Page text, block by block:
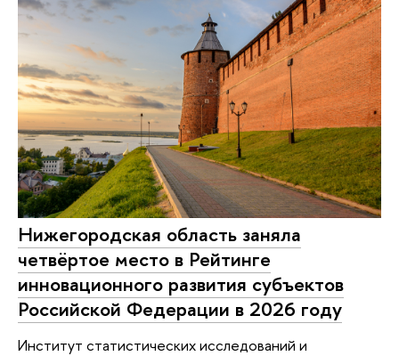
Нижегородская область заняла
четвёртое место в Рейтинге
инновационного развития субъектов
Российской Федерации в 2026 году
Институт статистических исследований и